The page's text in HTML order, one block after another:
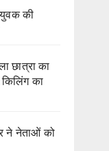
युवक की
छात्रा का
का
ने नेताओं को